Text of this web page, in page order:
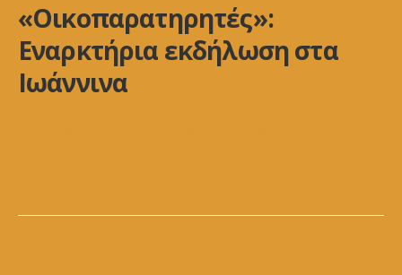
«Οικοπαρατηρητές»:
Εναρκτήρια εκδήλωση στα
Ιωάννινα